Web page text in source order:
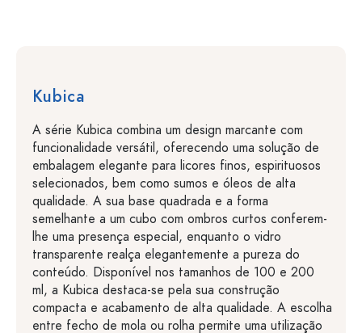
Kubica
A série Kubica combina um design marcante com
funcionalidade versátil, oferecendo uma solução de
embalagem elegante para licores finos, espirituosos
selecionados, bem como sumos e óleos de alta
qualidade. A sua base quadrada e a forma
semelhante a um cubo com ombros curtos conferem-
lhe uma presença especial, enquanto o vidro
transparente realça elegantemente a pureza do
conteúdo. Disponível nos tamanhos de 100 e 200
ml, a Kubica destaca-se pela sua construção
compacta e acabamento de alta qualidade. A escolha
entre fecho de mola ou rolha permite uma utilização